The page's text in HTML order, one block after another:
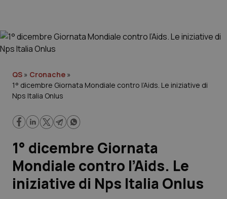
Governo e Parlamento
Regioni e Asl
Lavoro e Professioni
Scienza e Farmaci
Studi e Analisi
QS » Cronache »
1° dicembre Giornata Mondiale contro l’Aids. Le iniziative di
Nps Italia Onlus
1° dicembre Giornata
Mondiale contro l’Aids. Le
iniziative di Nps Italia Onlus